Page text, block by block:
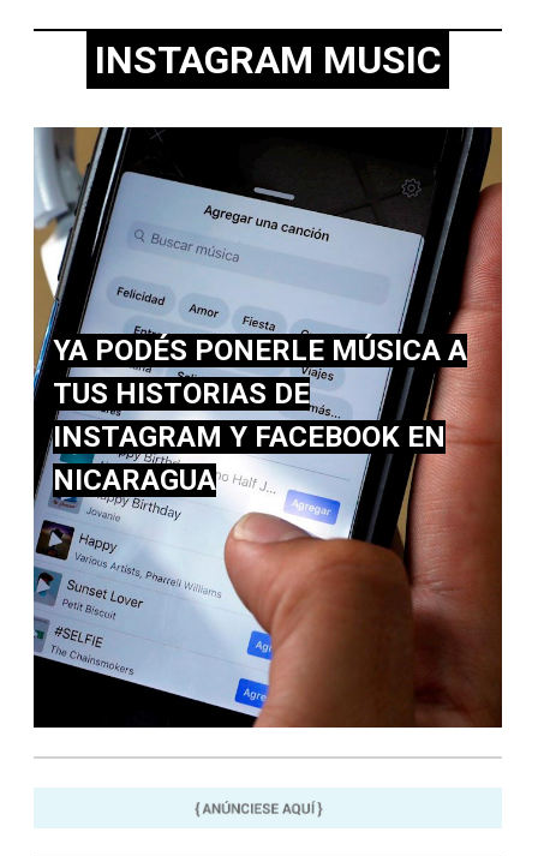
INSTAGRAM MUSIC
YA PODÉS PONERLE MÚSICA A
TUS HISTORIAS DE
INSTAGRAM Y FACEBOOK EN
NICARAGUA